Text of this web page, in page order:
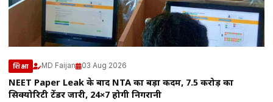
शिक्षा MD Faijan 03 Aug 2026
NEET Paper Leak के बाद NTA का बड़ा कदम, ₹7.5 करोड़ का
सिक्योरिटी टेंडर जारी, 24×7 होगी निगरानी